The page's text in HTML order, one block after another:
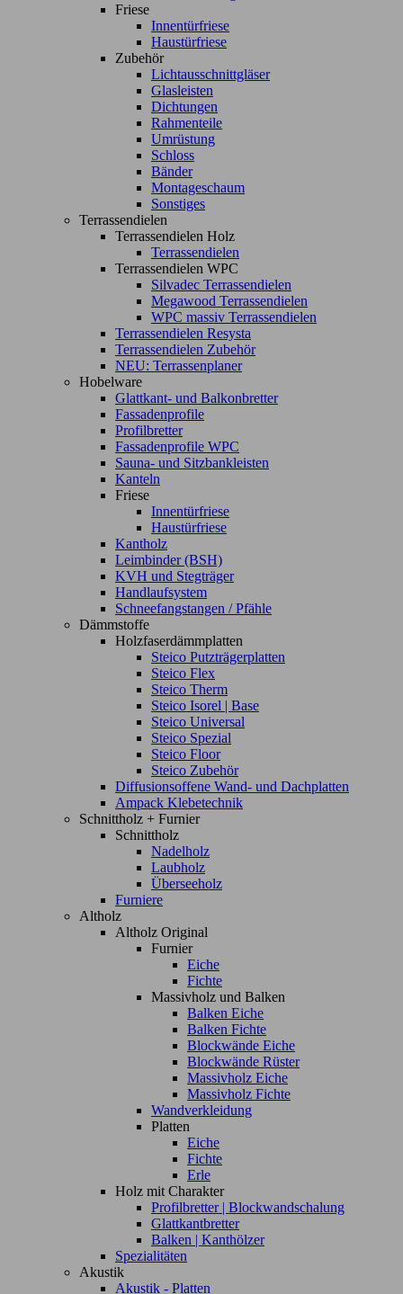
Friese
Innentürfriese
Haustürfriese
Zubehör
Lichtausschnittgläser
Glasleisten
Dichtungen
Rahmenteile
Umrüstung
Schloss
Bänder
Montageschaum
Sonstiges
Terrassendielen
Terrassendielen Holz
Terrassendielen
Terrassendielen WPC
Silvadec Terrassendielen
Megawood Terrassendielen
WPC massiv Terrassendielen
Terrassendielen Resysta
Terrassendielen Zubehör
NEU: Terrassenplaner
Hobelware
Glattkant- und Balkonbretter
Fassadenprofile
Profilbretter
Fassadenprofile WPC
Sauna- und Sitzbankleisten
Kanteln
Friese
Innentürfriese
Haustürfriese
Kantholz
Leimbinder (BSH)
KVH und Stegträger
Handlaufsystem
Schneefangstangen / Pfähle
Dämmstoffe
Holzfaserdämmplatten
Steico Putzträgerplatten
Steico Flex
Steico Therm
Steico Isorel | Base
Steico Universal
Steico Spezial
Steico Floor
Steico Zubehör
Diffusionsoffene Wand- und Dachplatten
Ampack Klebetechnik
Schnittholz + Furnier
Schnittholz
Nadelholz
Laubholz
Überseeholz
Furniere
Altholz
Altholz Original
Furnier
Eiche
Fichte
Massivholz und Balken
Balken Eiche
Balken Fichte
Blockwände Eiche
Blockwände Rüster
Massivholz Eiche
Massivholz Fichte
Wandverkleidung
Platten
Eiche
Fichte
Erle
Holz mit Charakter
Profilbretter | Blockwandschalung
Glattkantbretter
Balken | Kanthölzer
Spezialitäten
Akustik
Akustik - Platten